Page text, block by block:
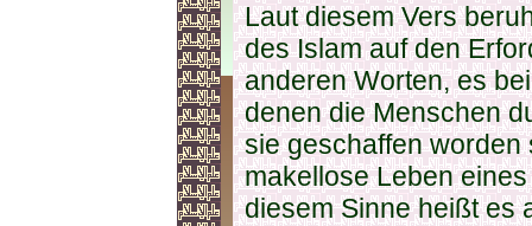
Laut diesem Vers
des Islam auf den
anderen Worten, es
denen die Menschen
sie geschaffen
makellose Leben
diesem Sinne heißt es